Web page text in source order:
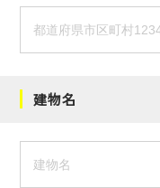
建物名